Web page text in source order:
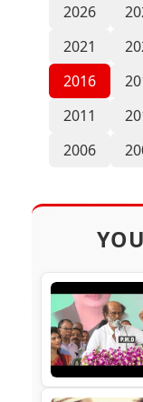
2026
2021
2016
2011
2006